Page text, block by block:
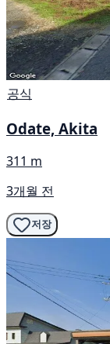
공식
Odate, Akita
311 m
3개월 전
저장